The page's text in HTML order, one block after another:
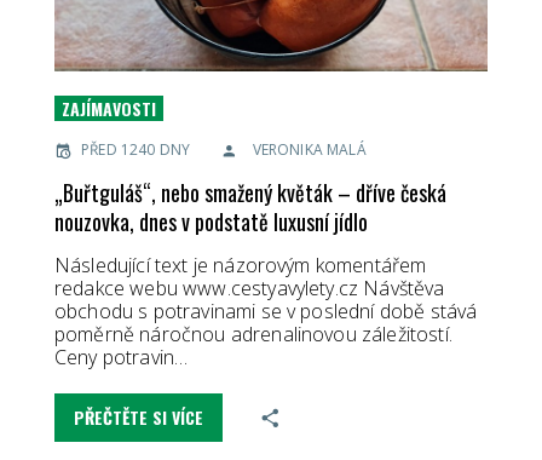
ZAJÍMAVOSTI
PŘED 1240 DNY VERONIKA MALÁ
„Buřtguláš“, nebo smažený květák – dříve česká
nouzovka, dnes v podstatě luxusní jídlo
Následující text je názorovým komentářem
redakce webu www.cestyavylety.cz Návštěva
obchodu s potravinami se v poslední době stává
poměrně náročnou adrenalinovou záležitostí.
Ceny potravin…
PŘEČTĚTE SI VÍCE